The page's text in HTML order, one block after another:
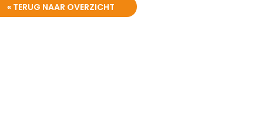
« TERUG NAAR OVERZICHT